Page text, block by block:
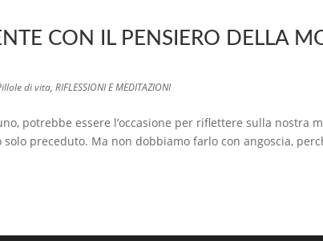
CON IL PENSIERO DELLA
di vita, RIFLESSIONI E MEDITAZIONI
potrebbe essere l’occasione per riflettere sulla nostra
preceduto. Ma non dobbiamo farlo con angoscia,